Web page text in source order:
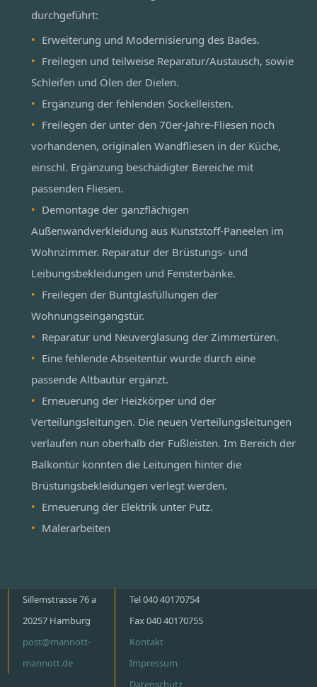
durchgeführt:
Erweiterung und Modernisierung des Bades.
Freilegen und teilweise Reparatur/Austausch, sowie
Schleifen und Ölen der Dielen.
Ergänzung der fehlenden Sockelleisten.
Freilegen der unter den 70er-Jahre-Fliesen noch
vorhandenen, originalen Wandfliesen in der Küche,
einschl. Ergänzung beschädigter Bereiche mit
passenden Fliesen.
Demontage der ganzflächigen
Außenwandverkleidung aus Kunststoff-Paneelen im
Wohnzimmer. Reparatur der Brüstungs- und
Leibungsbekleidungen und Fensterbänke.
Freilegen der Buntglasfüllungen der
Wohnungseingangstür.
Reparatur und Neuverglasung der Zimmertüren.
Eine fehlende Abseitentür wurde durch eine
passende Altbautür ergänzt.
Erneuerung der Heizkörper und der
Verteilungsleitungen. Die neuen Verteilungsleitungen
verlaufen nun oberhalb der Fußleisten. Im Bereich der
Balkontür konnten die Leitungen hinter die
Brüstungsbekleidungen verlegt werden.
Erneuerung der Elektrik unter Putz.
Malerarbeiten
Sillemstrasse 76 a
20257 Hamburg
post@mannott-
mannott.de
Tel 040 40170754
Fax 040 40170755
Kontakt
Impressum
Datenschutz